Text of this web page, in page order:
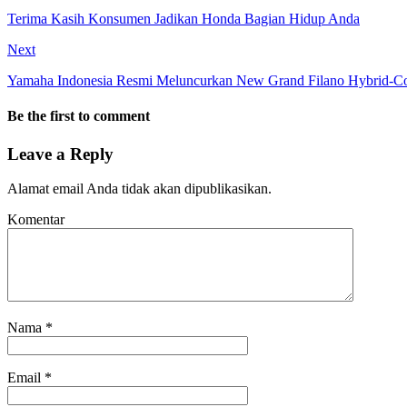
Terima Kasih Konsumen Jadikan Honda Bagian Hidup Anda
Next
Yamaha Indonesia Resmi Meluncurkan New Grand Filano Hybrid-
Be the first to comment
Leave a Reply
Alamat email Anda tidak akan dipublikasikan.
Komentar
Nama *
Email *